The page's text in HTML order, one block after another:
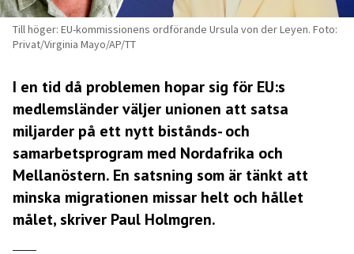
Till höger: EU-kommissionens ordförande Ursula von der Leyen. Foto:
Privat/Virginia Mayo/AP/TT
I en tid då problemen hopar sig för EU:s
medlemsländer väljer unionen att satsa
miljarder på ett nytt bistånds- och
samarbetsprogram med Nordafrika och
Mellanöstern. En satsning som är tänkt att
minska migrationen missar helt och hållet
målet, skriver Paul Holmgren.